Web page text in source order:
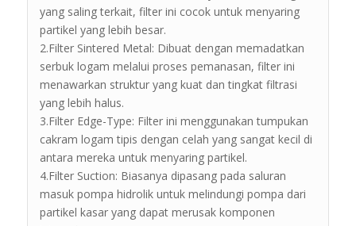
yang saling terkait, filter ini cocok untuk menyaring
partikel yang lebih besar.
2.Filter Sintered Metal: Dibuat dengan memadatkan
serbuk logam melalui proses pemanasan, filter ini
menawarkan struktur yang kuat dan tingkat filtrasi
yang lebih halus.
3.Filter Edge-Type: Filter ini menggunakan tumpukan
cakram logam tipis dengan celah yang sangat kecil di
antara mereka untuk menyaring partikel.
4.Filter Suction: Biasanya dipasang pada saluran
masuk pompa hidrolik untuk melindungi pompa dari
partikel kasar yang dapat merusak komponen